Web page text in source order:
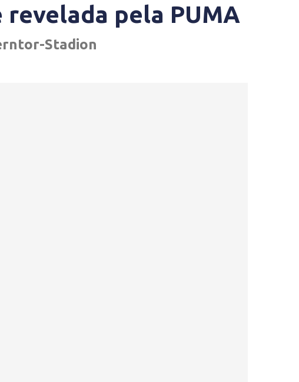
revelada pela PUMA
Stadion